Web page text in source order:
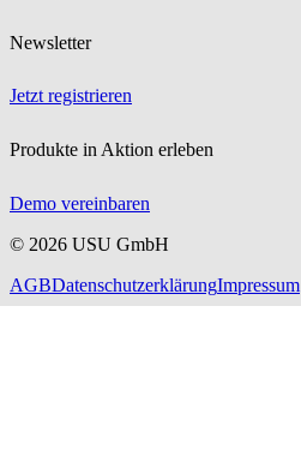
Newsletter
Jetzt registrieren
Produkte in Aktion erleben
Demo vereinbaren
© 2026 USU GmbH
AGBDatenschutzerklärungImpressum